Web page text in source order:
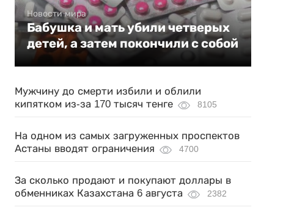
Новости мира
Бабушка и мать убили четверых
детей, а затем покончили с собой
Мужчину до смерти избили и облили
кипятком из-за 170 тысяч тенге
8105
На одном из самых загруженных проспектов
Астаны вводят ограничения
4700
За сколько продают и покупают доллары в
обменниках Казахстана 6 августа
2382